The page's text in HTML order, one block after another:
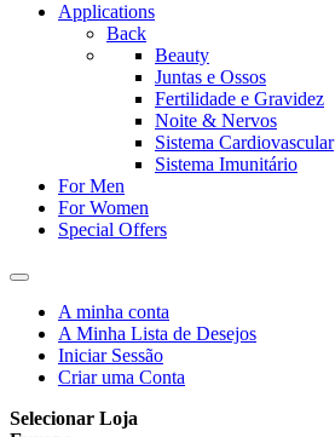
Applications
Back
Beauty
Juntas e Ossos
Fertilidade e Gravidez
Noite & Nervos
Sistema Cardiovascular
Sistema Imunitário
For Men
For Women
Special Offers
A minha conta
A Minha Lista de Desejos
Iniciar Sessão
Criar uma Conta
Selecionar Loja